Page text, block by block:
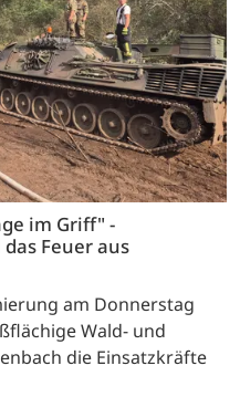
im Griff" -
Feuer aus
am Donnerstag
Wald- und
die Einsatzkräfte